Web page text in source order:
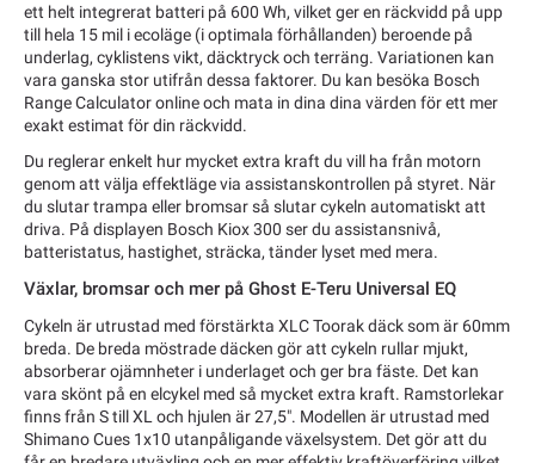
ett helt integrerat batteri på 600 Wh, vilket ger en räckvidd på upp
till hela 15 mil i ecoläge (i optimala förhållanden) beroende på
underlag, cyklistens vikt, däcktryck och terräng. Variationen kan
vara ganska stor utifrån dessa faktorer. Du kan besöka Bosch
Range Calculator online och mata in dina dina värden för ett mer
exakt estimat för din räckvidd.
Du reglerar enkelt hur mycket extra kraft du vill ha från motorn
genom att välja effektläge via assistanskontrollen på styret. När
du slutar trampa eller bromsar så slutar cykeln automatiskt att
driva. På displayen Bosch Kiox 300 ser du assistansnivå,
batteristatus, hastighet, sträcka, tänder lyset med mera.
Växlar, bromsar och mer på Ghost E-Teru Universal EQ
Cykeln är utrustad med förstärkta XLC Toorak däck som är 60mm
breda. De breda möstrade däcken gör att cykeln rullar mjukt,
absorberar ojämnheter i underlaget och ger bra fäste. Det kan
vara skönt på en elcykel med så mycket extra kraft. Ramstorlekar
finns från S till XL och hjulen är 27,5". Modellen är utrustad med
Shimano Cues 1x10 utanpåligande växelsystem. Det gör att du